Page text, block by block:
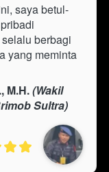
saya betul-
berbagi
yang meminta
M.H. (Wakil
Sultra)